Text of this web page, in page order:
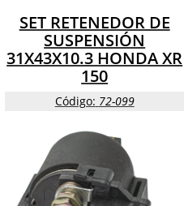
SET RETENEDOR DE
SUSPENSIÓN
31X43X10.3 HONDA XR
150
Código: 72-099